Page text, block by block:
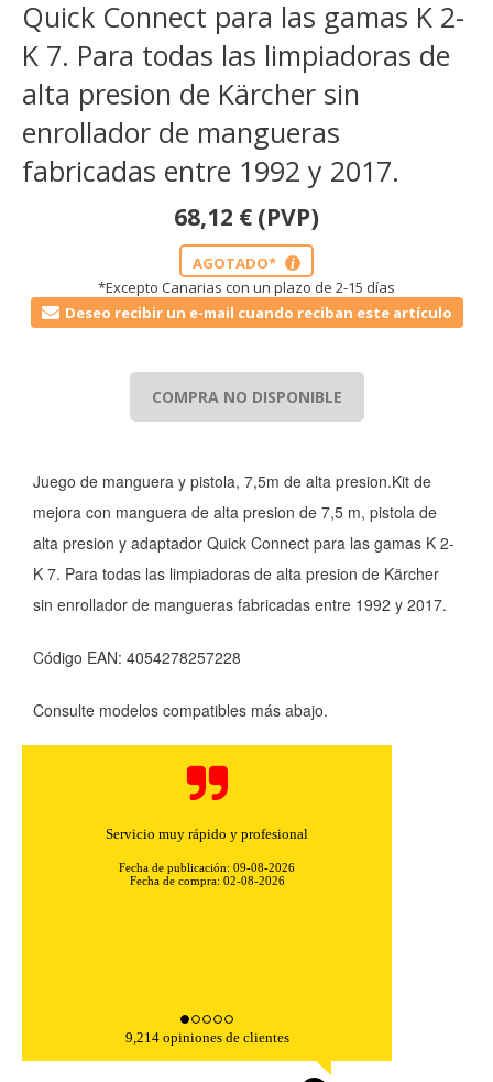
Quick Connect para las gamas K 2-
K 7. Para todas las limpiadoras de
alta presion de Kärcher sin
enrollador de mangueras
fabricadas entre 1992 y 2017.
68,12 € (PVP)
AGOTADO* i
*Excepto Canarias con un plazo de 2-15 días
Deseo recibir un e-mail cuando reciban este artículo
COMPRA NO DISPONIBLE
Juego de manguera y pistola, 7,5m de alta presion.Kit de
mejora con manguera de alta presion de 7,5 m, pistola de
alta presion y adaptador Quick Connect para las gamas K 2-
K 7. Para todas las limpiadoras de alta presion de Kärcher
sin enrollador de mangueras fabricadas entre 1992 y 2017.
Código EAN: 4054278257228
Consulte modelos compatibles más abajo.
Servicio muy rápido y profesional
Fecha de publicación: 09-08-2026
Fecha de compra: 02-08-2026
9,214 opiniones de clientes
HABILITAR TODO RECHAZAR TODO
funcione y no se pueden desactivar en nuestros sistemas.
Puede configurar su navegador para bloquear o alertar
sobre estas cookies, pero alguna áreas del sitio no
funcionarán. Estas cookies no almacenan ninguna